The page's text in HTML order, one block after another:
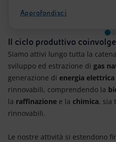
Approfondisci
Il ciclo produttivo
Siamo attivi lungo tutta la
sviluppo ed estrazione di gas
generazione di energia elettrica
rinnovabili, comprendendo la
la raffinazione e la chimica, sia
rinnovabili.
Le nostre attività si estendono